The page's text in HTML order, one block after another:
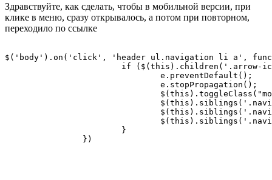
Здравствуйте, как сделать, чтобы в мобильной версии, при
клике в меню, сразу открывалось, а потом при повторном,
переходило по ссылке
$('body').on('click', 'header ul.navigation li a',
if ($(this).children('.arrow-
                                e.preventDefault();
                                e.stopPropagation();
                        }
                })